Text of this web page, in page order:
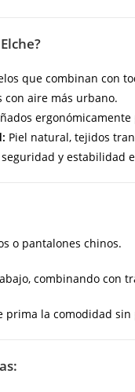
que combinan con
con aire más urbano.
Piel natural, tejidos
y estabilidad
o pantalones chinos.
combinando con
prima la comodidad